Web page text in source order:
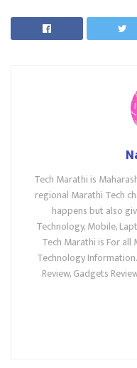
Tech Marathi is
regional Marathi Tech
happens but also
Technology, Mobile,
Tech Marathi is For
Technology
Review, Gadgets